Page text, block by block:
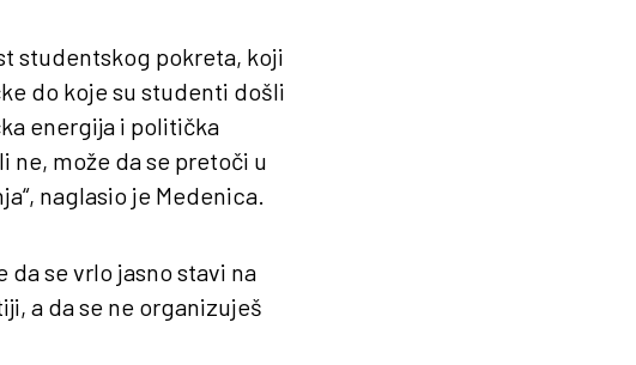
studentskog pokreta, koji
do koje su studenti došli
energija i politička
može da se pretoči u
naglasio je Medenica.
se vrlo jasno stavi na
a da se ne organizuješ